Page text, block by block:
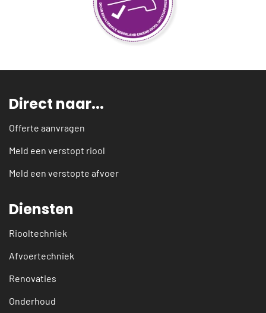
Direct naar...
Offerte aanvragen
Meld een verstopt riool
Meld een verstopte afvoer
Diensten
Riooltechniek
Afvoertechniek
Renovaties
Onderhoud